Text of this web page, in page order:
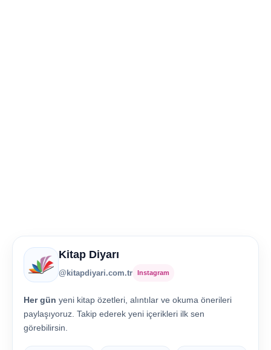
Kitap Diyarı
@kitapdiyari.com.tr Instagram
Her gün yeni kitap özetleri, alıntılar ve okuma önerileri
paylaşıyoruz. Takip ederek yeni içerikleri ilk sen
görebilirsin.